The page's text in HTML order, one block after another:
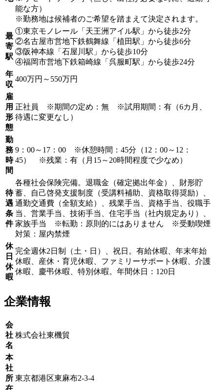
能な方）
※勤務地は候補者のご希望を踏まえて決定されます。
最
寄
駅
①東京モノレール「天王洲アイル駅」から徒歩2分
②名古屋市営地下鉄鶴舞線「植田駅」から徒歩6分
③阪神本線「石屋川駅」から徒歩10分
④福岡市営地下鉄箱崎線「呉服町駅」から徒歩24分
年
収
400万円～550万円
雇
用
形
態
正社員 ※期間の定め：無 ※試用期間：有（6カ月、
待遇に変更なし）
勤
務
時
間
9：00～17：00 ※休憩時間：45分（12：00～12：
45） ※残業：有（月15～20時間程度で少なめ）
待
遇
条
件
各種社会保険完備。退職金（確定拠出年金）、財形貯
蓄、自己啓発支援制度（受講料補助、資格取得奨励）、
通勤交通費（全額支給）、残業手当、資格手当、役職手
当、営業手当、技術手当、住宅手当（社内規定あり）、
家族手当 ※転勤：原則的にはありません ※受動喫煙
対策：屋内禁煙
休
日
休
暇
完全週休2日制（土・日）、祝日。有給休暇、年末年始
休暇、産休・育児休暇、ファミリーサポート休暇、介護
休暇、慶弔休暇、特別休暇。年間休日：120日
企業情報
会
社
名
株式会社東機貿
本
社
所 東京都港区東麻布2-3-4